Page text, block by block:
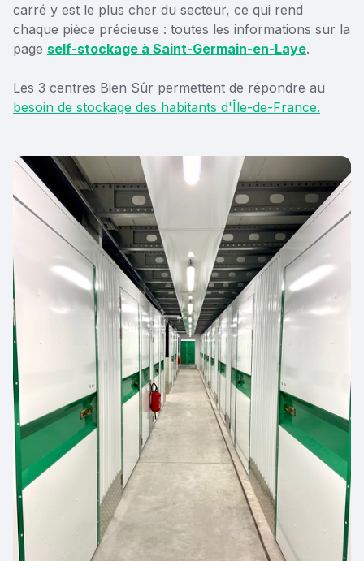
carré y est le plus cher du secteur, ce qui rend
chaque pièce précieuse : toutes les informations sur la
page self-stockage à Saint-Germain-en-Laye.
Les 3 centres Bien Sûr permettent de répondre au
besoin de stockage des habitants d'Île-de-France.